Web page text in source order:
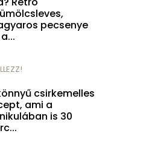
pecsenye
csirkemelles
ami a
is 30